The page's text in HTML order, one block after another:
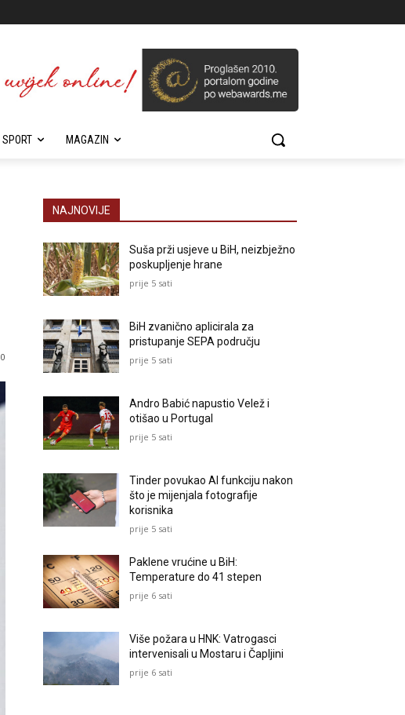
SPORT MAGAZIN
0
NAJNOVIJE
Suša prži usjeve u BiH, neizbježno
poskupljenje hrane
prije 5 sati
BiH zvanično aplicirala za
pristupanje SEPA području
prije 5 sati
Andro Babić napustio Velež i
otišao u Portugal
prije 5 sati
Tinder povukao AI funkciju nakon
što je mijenjala fotografije
korisnika
prije 5 sati
Paklene vrućine u BiH:
Temperature do 41 stepen
prije 6 sati
Više požara u HNK: Vatrogasci
intervenisali u Mostaru i Čapljini
prije 6 sati